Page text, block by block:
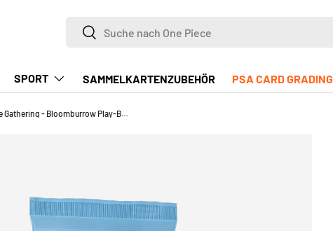
Suchen
Suchen
SPORT SAMMELKARTENZUBEHÖR PSA CARD GRADING
Magic: The Gathering - Bloomburrow Play-Booster